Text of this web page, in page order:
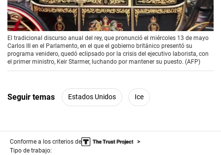
00:00/01:51
El tradicional discurso anual del rey, que pronunció el miércoles 13 de mayo
Carlos III en el Parlamento, en el que el gobierno británico presentó su
programa venidero, quedó eclipsado por la crisis del ejecutivo laborista, con
el primer ministro, Keir Starmer, luchando por mantener su puesto. (AFP)
Seguir temas Estados Unidos Ice
Conforme a los criterios de
Tipo de trabajo: